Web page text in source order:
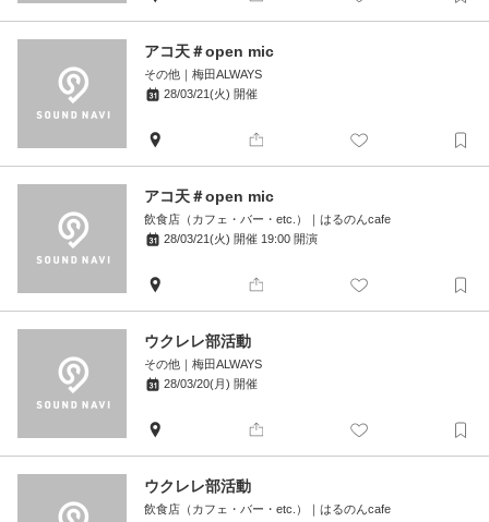
アコ天＃open mic
その他 ｜ 梅田ALWAYS
28/03/21(火) 開催
アコ天＃open mic
飲食店（カフェ・バー・etc.） ｜ はるのんcafe
28/03/21(火) 開催 19:00 開演
ウクレレ部活動
その他 ｜ 梅田ALWAYS
28/03/20(月) 開催
ウクレレ部活動
飲食店（カフェ・バー・etc.） ｜ はるのんcafe